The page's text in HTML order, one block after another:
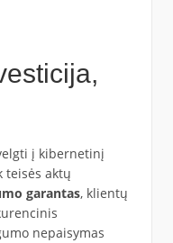
į kibernetinį
teisės aktų
garantas, klientų
nepaisymas